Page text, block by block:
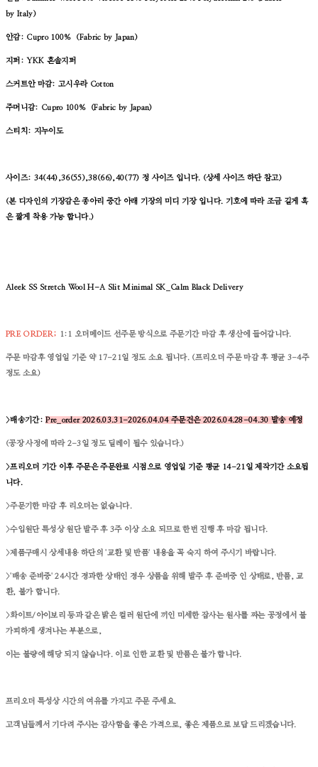
by Italy)
안감: Cupro 100% (Fabric by Japan)
지퍼: YKK 혼솔지퍼
스커트안 마감: 고시우라 Cotton
주머니감: Cupro 100% (Fabric by Japan)
스티치 : 지누이도
사이즈: 34(44),36(55),38(66),40(77) 정 사이즈 입니다. (상세 사이즈 하단 참고)
(본 디자인의 기장감은 종아리 중간 아래 기장의 미디 기장 입니다. 기호에 따라 조금 길게 혹
은 짧게 착용 가능 합니다.)
Aleek SS Stretch Wool H-A Slit Minimal SK_Calm Black Delivery
PRE ORDER; 1:1 오더메이드 선주문 방식으로 주문기간 마감 후 생산에 들어갑니다.
주문 마감후 영업일 기준 약 17-21일 정도 소요 됩니다. (프리오더 주문 마감 후 평균 3-4주
정도 소요)
>배송기간:Pre_order 2026.03.31-2026.04.04 주문건은 2026.04.28-04.30 발송 예정
(공장 사정에 따라 2-3일 정도 딜레이 될수 있습니다.)
>프리오더 기간 이후 주문은 주문완료 시점으로 영업일 기준 평균 14-21일 제작기간 소요됩
니다.
>주문기한 마감 후 리오더는 없습니다.
>수입원단 특성상 원단 발주 후 3주 이상 소요 되므로 한번 진행 후 마감 됩니다.
>제품구매시 상세내용 하단의 '교환 및 반품' 내용을 꼭 숙지 하여 주시기 바랍니다.
>'배송 준비중' 24시간 경과한 상태인 경우 상품을 위해 발주 후 준비중 인 상태로, 반품, 교
환, 불가 합니다.
>화이트/아이보리 등과 같은 밝은 컬러 원단에 끼인 미세한 잡사는 원사를 짜는 공정에서 불
가피하게 생겨나는 부분으로,
이는 불량에 해당 되지 않습니다. 이로 인한 교환 및 반품은 불가 합니다.
프리오더 특성상 시간의 여유를 가지고 주문 주세요.
고객님들께서 기다려 주시는 감사함을 좋은 가격으로, 좋은 제품으로 보답 드리겠습니다.